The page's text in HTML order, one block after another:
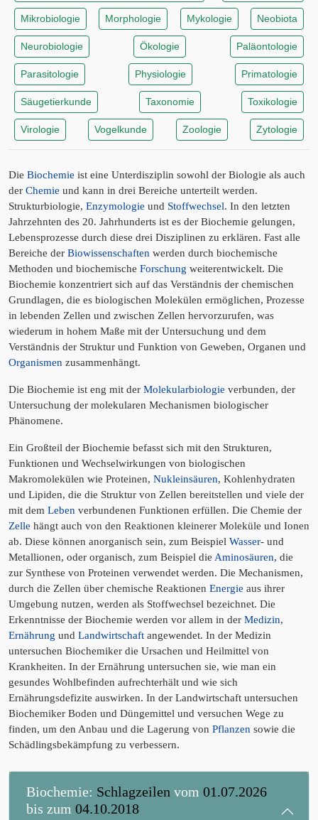
Mikrobiologie Morphologie Mykologie Neobiota
Neurobiologie Ökologie Paläontologie
Parasitologie Physiologie Primatologie
Säugetierkunde Taxonomie Toxikologie
Virologie Vogelkunde Zoologie Zytologie
Die Biochemie ist eine Unterdisziplin sowohl der Biologie als auch
der Chemie und kann in drei Bereiche unterteilt werden.
Strukturbiologie, Enzymologie und Stoffwechsel. In den letzten
Jahrzehnten des 20. Jahrhunderts ist es der Biochemie gelungen,
Lebensprozesse durch diese drei Disziplinen zu erklären. Fast alle
Bereiche der Biowissenschaften werden durch biochemische
Methoden und biochemische Forschung weiterentwickelt. Die
Biochemie konzentriert sich auf das Verständnis der chemischen
Grundlagen, die es biologischen Molekülen ermöglichen, Prozesse
in lebenden Zellen und zwischen Zellen hervorzurufen, was
wiederum in hohem Maße mit der Untersuchung und dem
Verständnis der Struktur und Funktion von Geweben, Organen und
Organismen zusammenhängt.
Die Biochemie ist eng mit der Molekularbiologie verbunden, der
Untersuchung der molekularen Mechanismen biologischer
Phänomene.
Ein Großteil der Biochemie befasst sich mit den Strukturen,
Funktionen und Wechselwirkungen von biologischen
Makromolekülen wie Proteinen, Nukleinsäuren, Kohlenhydraten
und Lipiden, die die Struktur von Zellen bereitstellen und viele der
mit dem Leben verbundenen Funktionen erfüllen. Die Chemie der
Zelle hängt auch von den Reaktionen kleinerer Moleküle und Ionen
ab. Diese können anorganisch sein, zum Beispiel Wasser- und
Metallionen, oder organisch, zum Beispiel die Aminosäuren, die
zur Synthese von Proteinen verwendet werden. Die Mechanismen,
durch die Zellen über chemische Reaktionen Energie aus ihrer
Umgebung nutzen, werden als Stoffwechsel bezeichnet. Die
Erkenntnisse der Biochemie werden vor allem in der Medizin,
Ernährung und Landwirtschaft angewendet. In der Medizin
untersuchen Biochemiker die Ursachen und Heilmittel von
Krankheiten. In der Ernährung untersuchen sie, wie man ein
gesundes Wohlbefinden aufrechterhält und wie sich
Ernährungsdefizite auswirken. In der Landwirtschaft untersuchen
Biochemiker Boden und Düngemittel und versuchen Wege zu
finden, um den Anbau und die Lagerung von Pflanzen sowie die
Schädlingsbekämpfung zu verbessern.
Biochemie: Schlagzeilen vom 01.07.2026
bis zum 04.10.2018